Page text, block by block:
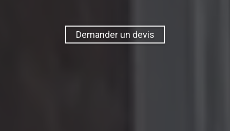
Demander un devis